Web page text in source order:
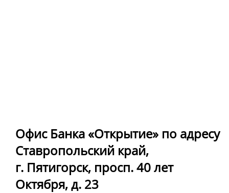
Офис Банка «Открытие» по адресу
Ставропольский край,
г. Пятигорск, просп. 40 лет
Октября, д. 23